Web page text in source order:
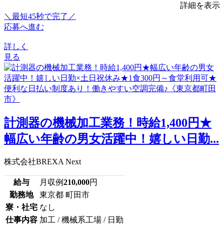
詳細を表示
＼最短45秒で完了／
応募へ進む
詳しく
見る
計測器の機械加工業務！時給1,400円★
幅広い年齢の男女活躍中！嬉しい日勤...
株式会社BREXA Next
給与 月収例210,000円
勤務地
東京都 町田市
寮・社宅 なし
仕事内容 加工 / 機械系工場 / 日勤